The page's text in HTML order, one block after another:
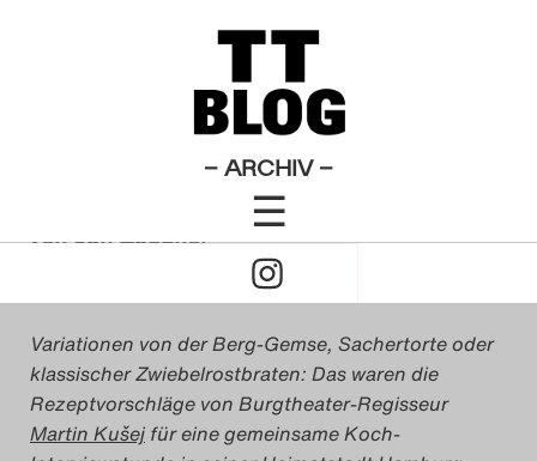
– ARCHIV –
☰
Click
to
Open
Naviagtion
2009
Das Theatertreffen-Blog
2010
Das Theatertreffen-Blog
2011
Das Theatertreffen-Blog
2012
Theatertreffen-Blog 2009
Paparazzi im Frische-
vonJan Zappner
Variationen von der Berg-Gemse, Sachertorte oder
klassischer Zwiebelrostbraten: Das waren die
Rezeptvorschläge von Burgtheater-Regisseur
Martin Kušej für eine gemeinsame Koch-